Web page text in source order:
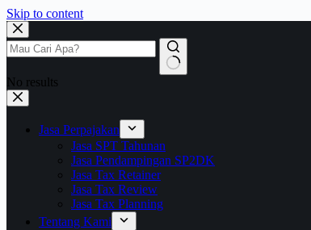
Skip to content
No results
Jasa Perpajakan
Jasa SPT Tahunan
Jasa Pendampingan SP2DK
Jasa Tax Retainer
Jasa Tax Review
Jasa Tax Planning
Tentang Kami